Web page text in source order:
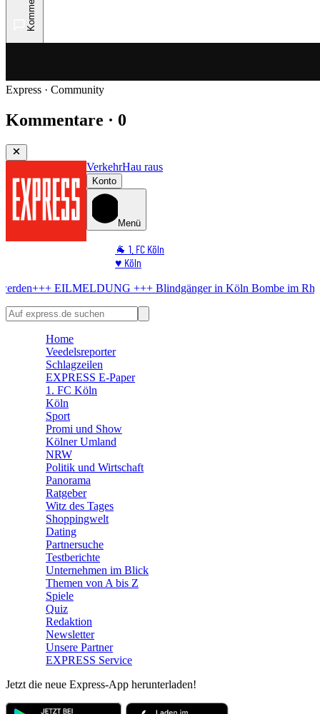
Express · Community
Kommentare · 0
VerkehrHau raus
Konto
Menü
🐐 1. FC Köln
♥️ Köln
🏆 Sport
+++Blindgänger in KölnBombe im Rhein! Muss noch heute
Home
Veedelsreporter
Schlagzeilen
EXPRESS E-Paper
1. FC Köln
Köln
Sport
Promi und Show
Kölner Umland
NRW
Politik und Wirtschaft
Panorama
Ratgeber
Witz des Tages
Shoppingwelt
Dating
Partnersuche
Testberichte
Unternehmen im Blick
Themen von A bis Z
Spiele
Quiz
Redaktion
Newsletter
Unsere Partner
EXPRESS Service
Jetzt die neue Express-App herunterladen!